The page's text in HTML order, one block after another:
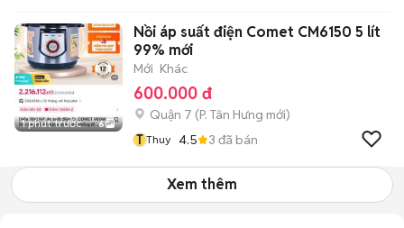
1 phút trước 6
Nồi áp suất điện Comet CM6150 5 lít
99% mới
Mới Khác
600.000 đ
Quận 7 (P. Tân Hưng mới)
T Thuy 4.5 3 đã bán
Xem thêm